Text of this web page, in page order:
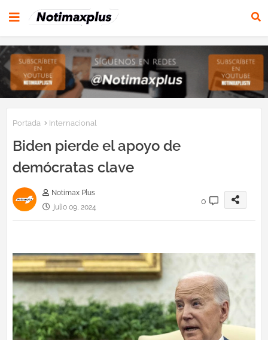
Portada Internacional
Biden pierde el apoyo de
demócratas clave
Notimax Plus
julio 09, 2024
0